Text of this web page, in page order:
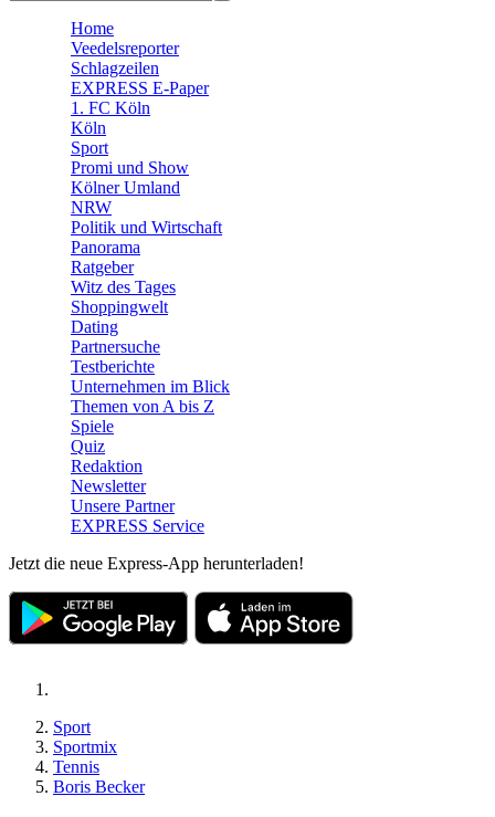
🛒 Shoppingwelt
Home
Veedelsreporter
Schlagzeilen
EXPRESS E-Paper
1. FC Köln
Köln
Sport
Promi und Show
Kölner Umland
NRW
Politik und Wirtschaft
Panorama
Ratgeber
Witz des Tages
Shoppingwelt
Dating
Partnersuche
Testberichte
Unternehmen im Blick
Themen von A bis Z
Spiele
Quiz
Redaktion
Newsletter
Unsere Partner
EXPRESS Service
Jetzt die neue Express-App herunterladen!
Sport
Sportmix
Tennis
Boris Becker